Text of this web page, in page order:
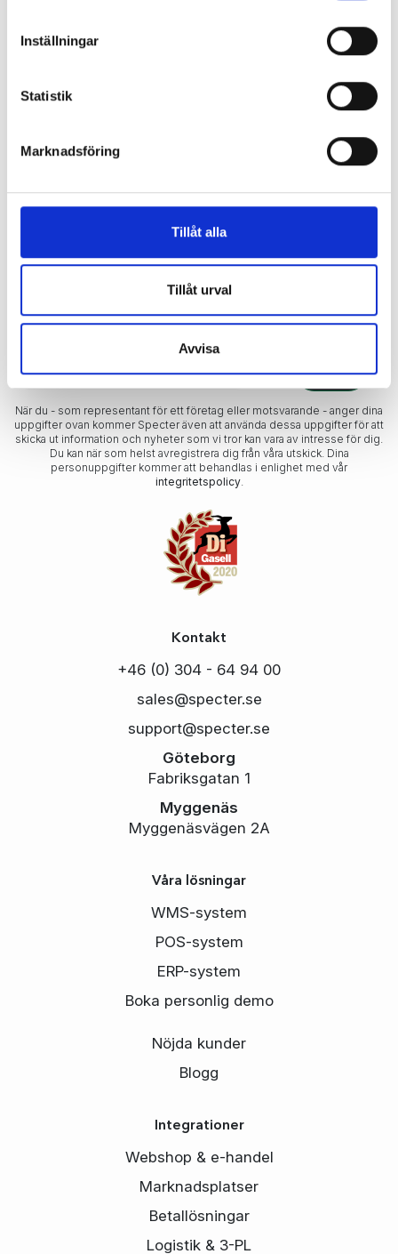
Inställningar
Statistik
Marknadsföring
Tillåt alla
Tillåt urval
Avvisa
Facebook
YouTube
LinkedIn
Ta del av spännande nyheter!
Tips och tricks för din e-handel.
När du - som representant för ett företag eller motsvarande - anger dina
uppgifter ovan kommer Specter även att använda dessa uppgifter för att
skicka ut information och nyheter som vi tror kan vara av intresse för dig.
Du kan när som helst avregistrera dig från våra utskick. Dina
personuppgifter kommer att behandlas i enlighet med vår
integritetspolicy.
Kontakt
+46 (0) 304 - 64 94 00
sales@specter.se
support@specter.se
Göteborg
Fabriksgatan 1
Myggenäs
Myggenäsvägen 2A
Våra lösningar
WMS-system
POS-system
ERP-system
Boka personlig demo
Nöjda kunder
Blogg
Integrationer
Webshop & e-handel
Marknadsplatser
Betallösningar
Logistik & 3-PL